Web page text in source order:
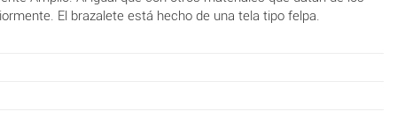
El brazalete está hecho de una tela tipo felpa.